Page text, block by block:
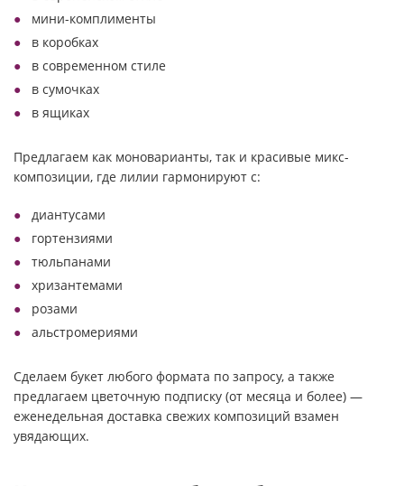
мини-комплименты
в коробках
в современном стиле
в сумочках
в ящиках
Предлагаем как моноварианты, так и красивые микс-
композиции, где лилии гармонируют с:
диантусами
гортензиями
тюльпанами
хризантемами
розами
альстромериями
Сделаем букет любого формата по запросу, а также
предлагаем цветочную подписку (от месяца и более) —
еженедельная доставка свежих композиций взамен
увядающих.